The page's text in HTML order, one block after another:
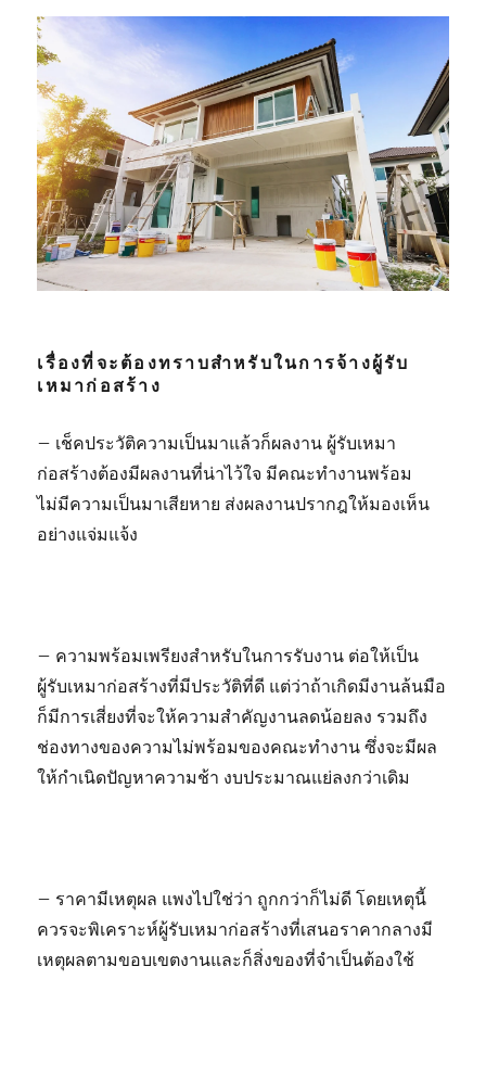
เรื่องที่จะต้องทราบสำหรับในการจ้างผู้รับ
เหมาก่อสร้าง
– เช็คประวัติความเป็นมาแล้วก็ผลงาน ผู้รับเหมา
ก่อสร้างต้องมีผลงานที่น่าไว้ใจ มีคณะทำงานพร้อม
ไม่มีความเป็นมาเสียหาย ส่งผลงานปรากฎให้มองเห็น
อย่างแจ่มแจ้ง
– ความพร้อมเพรียงสำหรับในการรับงาน ต่อให้เป็น
ผู้รับเหมาก่อสร้างที่มีประวัติที่ดี แต่ว่าถ้าเกิดมีงานล้นมือ
ก็มีการเสี่ยงที่จะให้ความสำคัญงานลดน้อยลง รวมถึง
ช่องทางของความไม่พร้อมของคณะทำงาน ซึ่งจะมีผล
ให้กำเนิดปัญหาความช้า งบประมาณแย่ลงกว่าเดิม
– ราคามีเหตุผล แพงไปใช่ว่า ถูกกว่าก็ไม่ดี โดยเหตุนี้
ควรจะพิเคราะห์ผู้รับเหมาก่อสร้างที่เสนอราคากลางมี
เหตุผลตามขอบเขตงานและก็สิ่งของที่จำเป็นต้องใช้